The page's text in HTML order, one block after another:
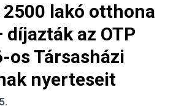
lakó otthona
az OTP
os Társasházi
nyerteseit